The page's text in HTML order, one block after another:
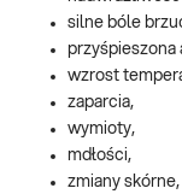
silne bóle
przyśpieszona
wzrost
zaparcia,
wymioty,
mdłości,
zmiany skórne,